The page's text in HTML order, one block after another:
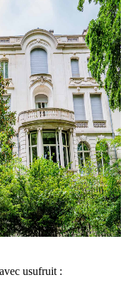
usufruit :